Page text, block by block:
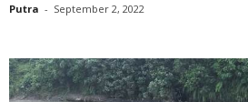
Putra - September 2, 2022